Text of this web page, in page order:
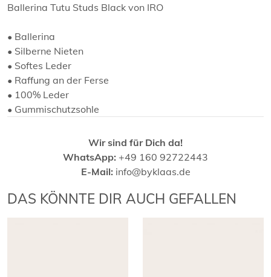
Ballerina Tutu Studs Black von IRO
• Ballerina
• Silberne Nieten
• Softes Leder
• Raffung an der Ferse
• 100% Leder
• Gummischutzsohle
Wir sind für Dich da!
WhatsApp: +49 160 92722443
E-Mail:info@byklaas.de
DAS KÖNNTE DIR AUCH GEFALLEN